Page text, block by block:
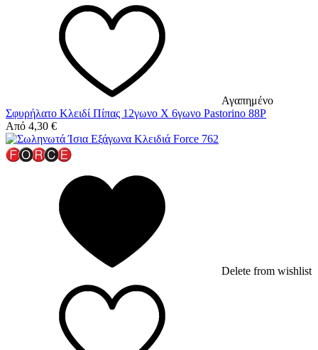
Αγαπημένο
Σφυρήλατο Κλειδί Πίπας 12γωνο Χ 6γωνο Pastorino 88P
Από 4,30 €
Delete from wishlist